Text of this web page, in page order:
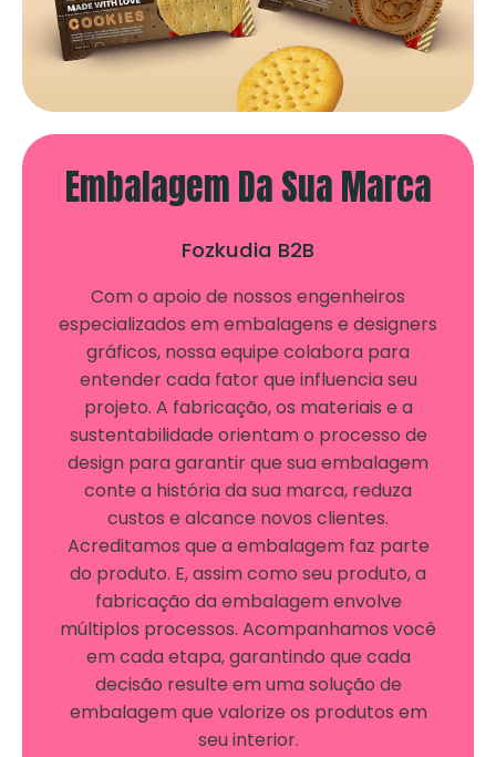
Embalagem Da Sua Marca
Fozkudia B2B
Com o apoio de nossos engenheiros
especializados em embalagens e designers
gráficos, nossa equipe colabora para
entender cada fator que influencia seu
projeto. A fabricação, os materiais e a
sustentabilidade orientam o processo de
design para garantir que sua embalagem
conte a história da sua marca, reduza
custos e alcance novos clientes.
Acreditamos que a embalagem faz parte
do produto. E, assim como seu produto, a
fabricação da embalagem envolve
múltiplos processos. Acompanhamos você
em cada etapa, garantindo que cada
decisão resulte em uma solução de
embalagem que valorize os produtos em
seu interior.